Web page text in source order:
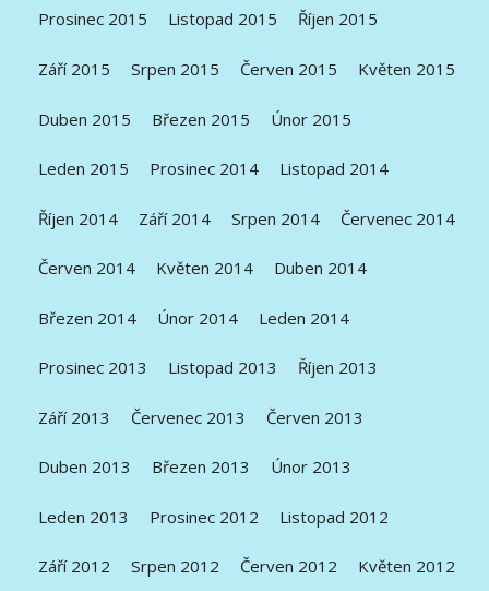
Prosinec 2015 Listopad 2015 Říjen 2015
Září 2015 Srpen 2015 Červen 2015 Květen 2015
Duben 2015 Březen 2015 Únor 2015
Leden 2015 Prosinec 2014 Listopad 2014
Říjen 2014 Září 2014 Srpen 2014 Červenec 2014
Červen 2014 Květen 2014 Duben 2014
Březen 2014 Únor 2014 Leden 2014
Prosinec 2013 Listopad 2013 Říjen 2013
Září 2013 Červenec 2013 Červen 2013
Duben 2013 Březen 2013 Únor 2013
Leden 2013 Prosinec 2012 Listopad 2012
Září 2012 Srpen 2012 Červen 2012 Květen 2012